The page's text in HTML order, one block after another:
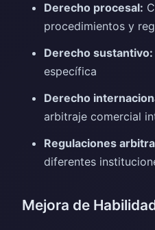
Derecho procesal:
procedimientos y
Derecho sustantivo:
específica
Derecho
arbitraje comercial
Regulaciones
diferentes
Mejora de